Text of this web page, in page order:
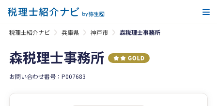
税理士紹介ナビ 兵庫県 神戸市 森税理士事務所
森税理士事務所
お問い合わせ番号：P007683